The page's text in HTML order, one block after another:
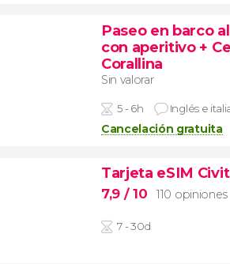
Paseo en barco
con aperitivo +
Corallina
Sin valorar
5 - 6h Inglés e
Cancelación gratuita
Tarjeta eSIM
7,9 / 10 110 opiniones
7 - 30d